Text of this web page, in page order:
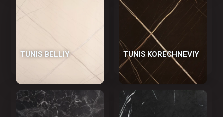
TUNIS BELLIY TUNIS KORECHNEVIY